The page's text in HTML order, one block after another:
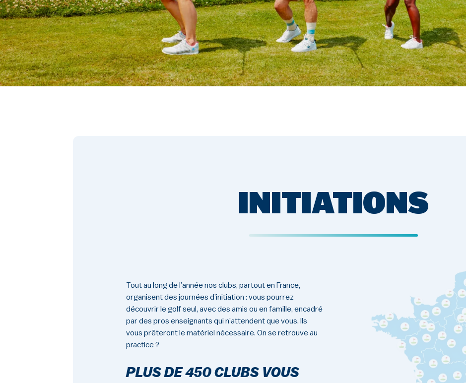
INITIATIONS
Tout au long de l’année nos clubs, partout en France,
organisent des journées d’initiation : vous pourrez
découvrir le golf seul, avec des amis ou en famille, encadré
par des pros enseignants qui n’attendent que vous. Ils
vous prêteront le matériel nécessaire. On se retrouve au
practice ?
PLUS DE 450 CLUBS VOUS